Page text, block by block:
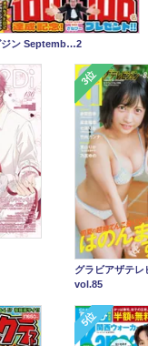
ジン Septemb…2
3位
グラビアザテレ
vol.85
5位